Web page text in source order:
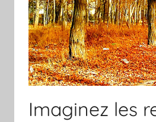
Imaginez les